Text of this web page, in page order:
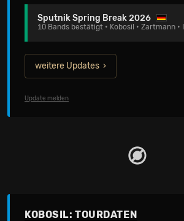
Sputnik Spring Break 2026
10 Bands bestätigt • Kobosil • Zartmann •
weitere Updates
Update melden
KOBOSIL: TOURDATEN